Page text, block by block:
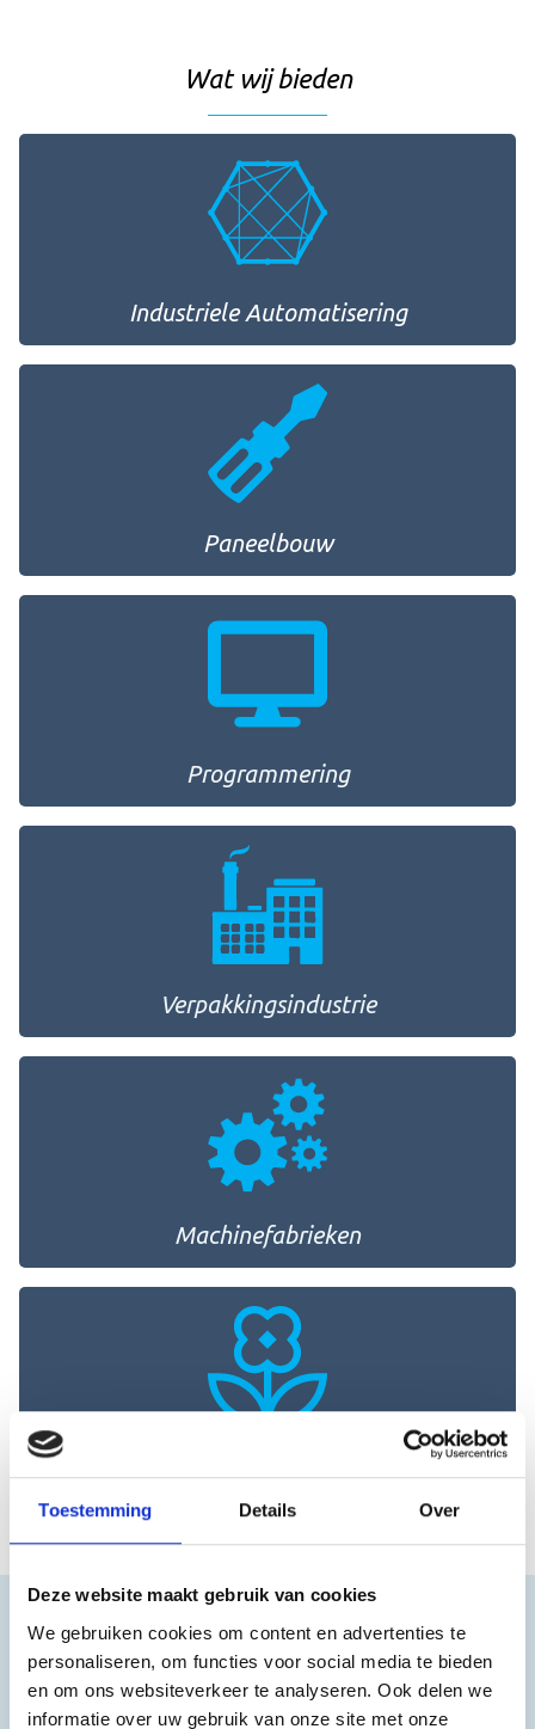
Toestemming Details Over
Deze website maakt gebruik van cookies
We gebruiken cookies om content en advertenties te
personaliseren, om functies voor social media te bieden
en om ons websiteverkeer te analyseren. Ook delen we
informatie over uw gebruik van onze site met onze
Wat wij bieden
Industriele Automatisering
Paneelbouw
Programmering
Verpakkingsindustrie
Machinefabrieken
Voordelen van automatisering in de